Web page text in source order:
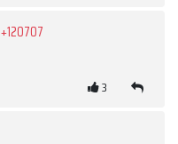
+120707
3